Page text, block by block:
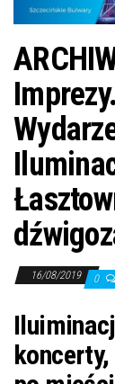
16/08/2019 0